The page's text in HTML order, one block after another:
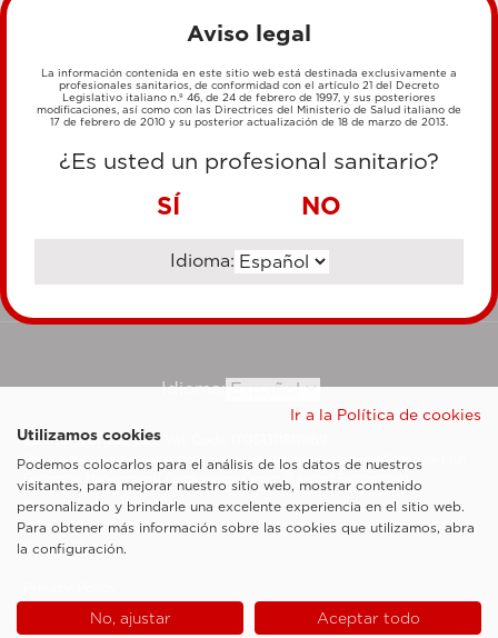
MÉTODOS DE PAGO
TRANSFERENCIA BANCARIA
Idioma:
Esaote SpA ©2026 - Vat Code IT05131180969
Sociedad sujeta a la actividad de dirección y coordinación de Shanghai Luzi
Enterprise Management Consultancy Center (Limited Partnership)
Notas legales
Cookie Policy
Aviso legal
La información contenida en este sitio web está destinada exclusivamente a
profesionales sanitarios, de conformidad con el artículo 21 del Decreto
Legislativo italiano n.º 46, de 24 de febrero de 1997, y sus posteriores
modificaciones, así como con las Directrices del Ministerio de Salud italiano de
17 de febrero de 2010 y su posterior actualización de 18 de marzo de 2013.
¿Es usted un profesional sanitario?
SÍ NO
Idioma:
Ir a la Política de cookies
Utilizamos cookies
Podemos colocarlos para el análisis de los datos de nuestros
visitantes, para mejorar nuestro sitio web, mostrar contenido
personalizado y brindarle una excelente experiencia en el sitio web.
Para obtener más información sobre las cookies que utilizamos, abra
la configuración.
No, ajustar Aceptar todo